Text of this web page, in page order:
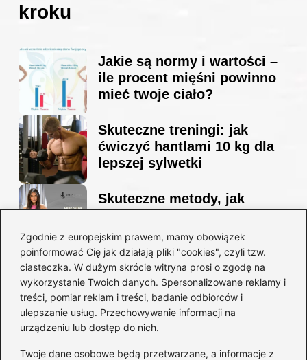
Zgodnie z europejskim prawem, mamy obowiązek
poinformować Cię jak działają pliki "cookies", czyli tzw.
ciasteczka. W dużym skrócie witryna prosi o zgodę na
wykorzystanie Twoich danych. Spersonalizowane reklamy i
treści, pomiar reklam i treści, badanie odbiorców i
ulepszanie usług. Przechowywanie informacji na
urządzeniu lub dostęp do nich.
Twoje dane osobowe będą przetwarzane, a informacje z
kroku
Jakie są normy i wartości –
ile procent mięśni powinno
mieć twoje ciało?
Skuteczne treningi: jak
ćwiczyć hantlami 10 kg dla
lepszej sylwetki
Skuteczne metody, jak
sylwetkę w zaledwie 90 dni
Idealny garnitur: jak dobrać
go do swojej sylwetki?
Kategorie